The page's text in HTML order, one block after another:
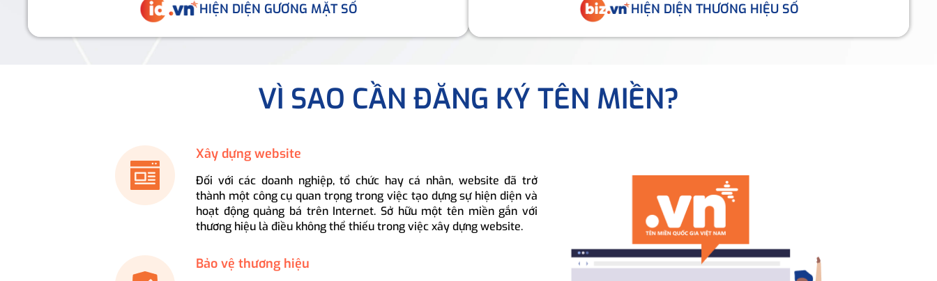
HIỆN DIỆN GƯƠNG MẶT SỐ HIỆN DIỆN THƯƠNG HIỆU SỐ
VÌ SAO CẦN ĐĂNG KÝ TÊN MIỀN?
Xây dựng website
Đối với các doanh nghiệp, tổ chức hay cá nhân, website đã trở
thành một công cụ quan trọng trong việc tạo dựng sự hiện diện và
hoạt động quảng bá trên Internet. Sở hữu một tên miền gắn với
thương hiệu là điều không thể thiếu trong việc xây dựng website.
Bảo vệ thương hiệu